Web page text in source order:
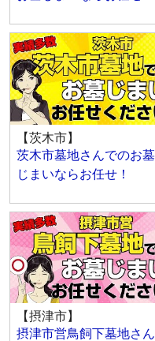
【茨木市】
茨木市墓地さんでのお墓
じまいならお任せ！
【摂津市】
摂津市営鳥飼下墓地さん